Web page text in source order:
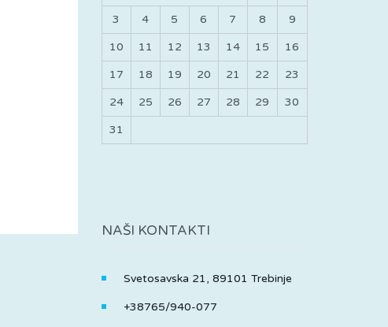
3 4 5 6 7 8 9
10 11 12 13 14 15 16
17 18 19 20 21 22 23
24 25 26 27 28 29 30
31
NAŠI KONTAKTI
Svetosavska 21, 89101 Trebinje
+38765/940-077